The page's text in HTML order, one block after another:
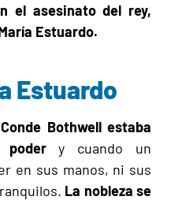
el asesinato del rey,
Estuardo.
Estuardo
Bothwell estaba
podery cuando un
en sus manos, ni sus
La nobleza se